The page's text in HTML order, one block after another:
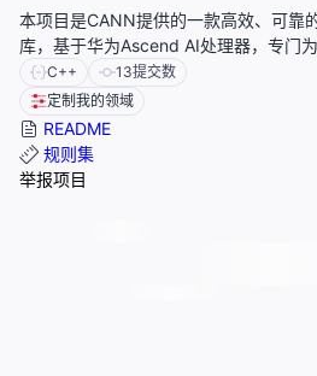
本项目是CANN提供的一款高效、可靠
库，基于华为Ascend AI处理器，专门
C++ 13提交数
定制我的领域
README
规则集
举报项目